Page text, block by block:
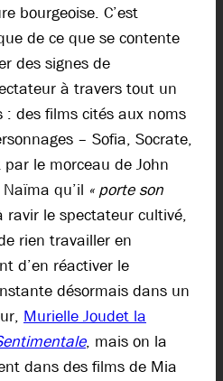
bourgeoise. C’est
de ce que se contente
des signes de
à travers tout un
: des films cités aux noms
– Sofia, Socrate,
le morceau de John
qu’il « porte son
ravir le spectateur cultivé,
rien travailler en
d’en réactiver le
désormais dans un
Murielle Joudet la
, mais on la
dans des films de Mia